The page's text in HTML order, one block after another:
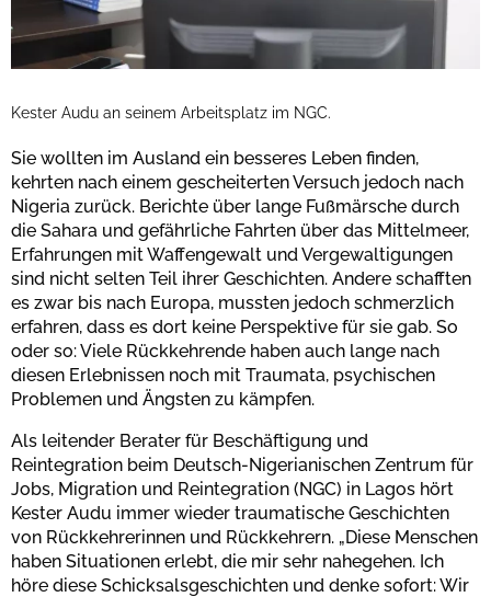
Kester Audu an seinem Arbeitsplatz im NGC.
Sie wollten im Ausland ein besseres Leben finden,
kehrten nach einem gescheiterten Versuch jedoch nach
Nigeria zurück. Berichte über lange Fußmärsche durch
die Sahara und gefährliche Fahrten über das Mittelmeer,
Erfahrungen mit Waffengewalt und Vergewaltigungen
sind nicht selten Teil ihrer Geschichten. Andere schafften
es zwar bis nach Europa, mussten jedoch schmerzlich
erfahren, dass es dort keine Perspektive für sie gab. So
oder so: Viele Rückkehrende haben auch lange nach
diesen Erlebnissen noch mit Traumata, psychischen
Problemen und Ängsten zu kämpfen.
Als leitender Berater für Beschäftigung und
Reintegration beim Deutsch-Nigerianischen Zentrum für
Jobs, Migration und Reintegration (NGC) in Lagos hört
Kester Audu immer wieder traumatische Geschichten
von Rückkehrerinnen und Rückkehrern. „Diese Menschen
haben Situationen erlebt, die mir sehr nahegehen. Ich
höre diese Schicksalsgeschichten und denke sofort: Wir